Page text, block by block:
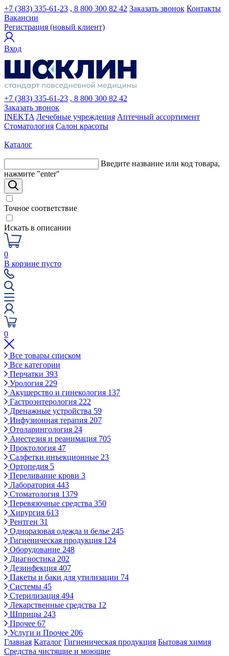
+7 (383) 335-61-23 , 8 800 300 82 42 Заказать звонок Контакты
Вакансии
Регистрация (новый клиент)
Вход
+7 (383) 335-61-23 , 8 800 300 82 42
Заказать звонок
INEKTA Лечебные учреждения Аптечный ассортимент
Стоматология Салон красоты
Каталог
Введите название или код товара,
нажмите "enter"
Точное соответствие
Искать в описании
0
В корзине пусто
0
Все товары списком
Все категории
Перчатки 393
Урология 229
Акушерство и гинекология 137
Гастроэнтерология 222
Дренажные устройства 59
Инфузионная терапия 207
Отоларингология 24
Анестезия и реанимация 705
Проктология 47
Салфетки инъекционные 23
Ортопедия 5
Переливание крови 3
Лаборатория 443
Стоматология 1379
Перевязочные средства 350
Хирургия 613
Рентген 31
Одноразовая одежда и белье 245
Гигиеническая продукция 124
Оборудование 248
Диагностика 202
Дезинфекция 407
Пакеты и баки для утилизации 74
Системы 45
Стерилизация 494
Лекарственные средства 12
Шприцы 243
Прочее 67
Услуги и Прочее 206
Главная Каталог Гигиеническая продукция Бытовая химия
Средства чистящие и моющие